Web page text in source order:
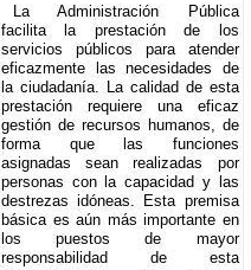
La Administración Pública
facilita la prestación de los
servicios públicos para atender
eficazmente las necesidades de
la ciudadanía. La calidad de esta
prestación requiere una eficaz
gestión de recursos humanos, de
forma que las funciones
asignadas sean realizadas por
personas con la capacidad y las
destrezas idóneas. Esta premisa
básica es aún más importante en
los puestos de mayor
responsabilidad de esta